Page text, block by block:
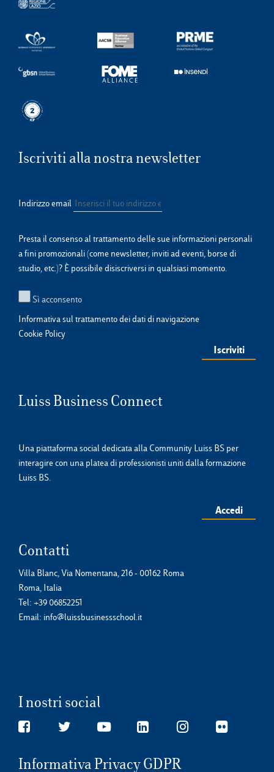
Iscriviti alla nostra newsletter
Indirizzo email
Presta il consenso al trattamento delle sue informazioni personali
a fini promozionali (come newsletter, inviti ad eventi, borse di
studio, etc.)? È possibile disiscriversi in qualsiasi momento.
Sì acconsento
Informativa sul trattamento dei dati di navigazione
Cookie Policy
Luiss Business Connect
Una piattaforma social dedicata alla Community Luiss BS per
interagire con una platea di professionisti uniti dalla formazione
Luiss BS.
Accedi
Contatti
Villa Blanc, Via Nomentana, 216 - 00162 Roma
Roma, Italia
Tel: +39 06852251
Email: info@luissbusinessschool.it
I nostri social
Informativa Privacy GDPR